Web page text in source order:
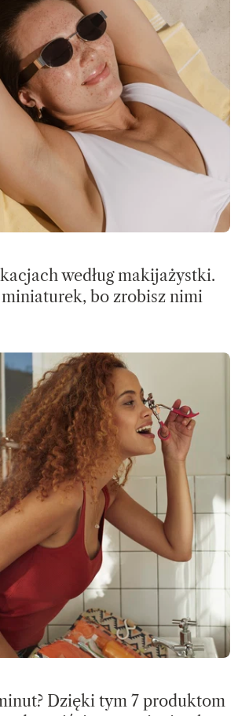
według makijażystki.
bo zrobisz nimi
Dzięki tym 7 produktom